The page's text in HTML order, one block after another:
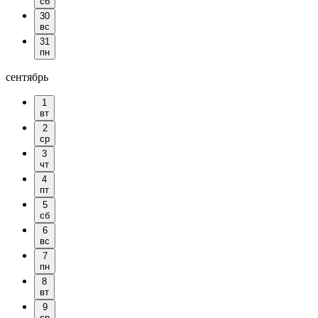
30
вс
31
пн
сентябрь
1
вт
2
ср
3
чт
4
пт
5
сб
6
вс
7
пн
8
вт
9